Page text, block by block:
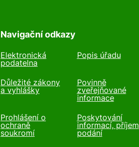
Navigační odkazy
Elektronická
podatelna
Popis úřadu
Důležité zákony
a vyhlášky
Povinně
zveřejňované
informace
Prohlášení o
ochraně
soukromí
Poskytování
informací, příjem
podání